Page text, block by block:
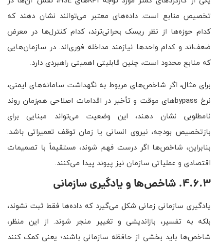
تخصیص منابع است. داده‌های معتبر می‌توانند نشان دهند که
کدام حوزه‌ها از نظر ریسک بحرانی‌ترند، کدام کنترل‌ها در معرض
ضعف‌اند و کدام واحدها نیازمند مداخله فوری‌اند. در سازمان‌هایی
که منابع محدود است، چنین قابلیتی اهمیتی راهبردی دارد.
برای مثال، اگر شاخص‌های مربوط به نگهداشت سامانه‌های ایمنی،
نرخ bypassهای موقت و تأخیر در اقدامات اصلاحی هم‌زمان روند
نامطلوبی نشان دهند، این وضعیت می‌تواند مبنایی برای
بازتخصیص بودجه، نیروی انسانی یا زمان توقف تعمیراتی باشد.
بنابراین، شاخص‌ها اگر درست فهم شوند، مستقیماً با تصمیمات
اقتصادی و عملیاتی سازمان نیز پیوند پیدا می‌کنند.
4.6.3. شاخص‌ها و یادگیری سازمانی
یادگیری سازمانی زمانی شکل می‌گیرد که داده‌ها فقط ثبت نشوند،
بلکه به تفسیر، بازاندیشی و تغییر منجر شوند. از این منظر،
شاخص‌ها باید بخشی از حافظه سازمانی باشند؛ یعنی کمک کنند